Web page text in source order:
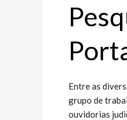
Entre as
grupo de
ouvidorias